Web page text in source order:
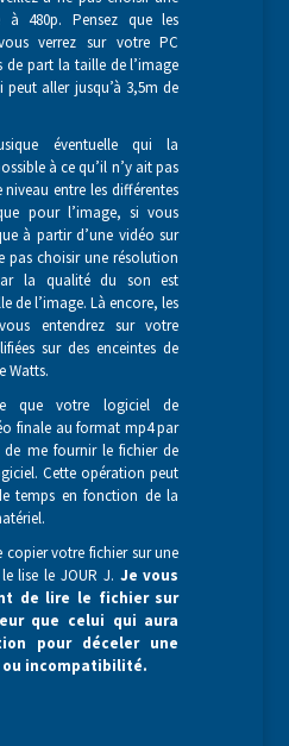
à 480p. Pensez que les
verrez sur votre PC
de part la taille de l’image
aller jusqu’à 3,5m de
éventuelle qui la
à ce qu’il n’y ait pas
entre les différentes
pour l’image, si vous
à partir d’une vidéo sur
pas choisir une résolution
la qualité du son est
de l’image. Là encore, les
entendrez sur votre
sur des enceintes de
Watts.
que votre logiciel de
finale au format mp4 par
me fournir le fichier de
Cette opération peut
temps en fonction de la
copier votre fichier sur une
lise le JOUR J. Je vous
de lire le fichier sur
que celui qui aura
pour déceler une
incompatibilité.